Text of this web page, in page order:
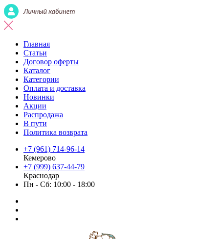
Главная
Статьи
Договор оферты
Каталог
Категории
Оплата и доставка
Новинки
Акции
Распродажа
В пути
Политика возврата
+7 (961) 714-96-14
Кемерово
+7 (999) 637-44-79
Краснодар
Пн - Сб: 10:00 - 18:00